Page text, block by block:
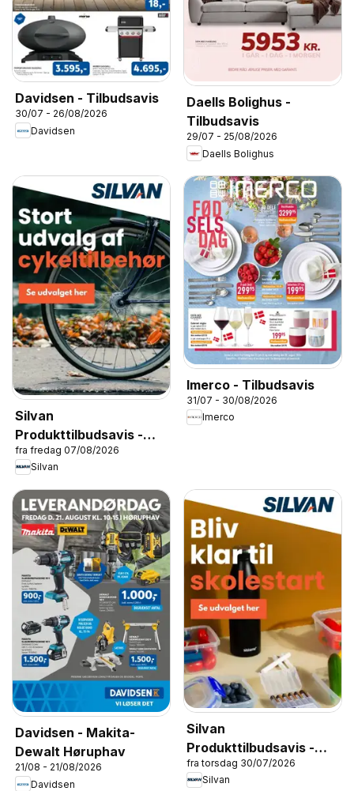
Davidsen - Tilbudsavis
30/07 - 26/08/2026
Davidsen
Daells Bolighus -
Tilbudsavis
29/07 - 25/08/2026
Daells Bolighus
Silvan
Produkttilbudsavis -
Cykler
fra fredag 07/08/2026
Silvan
Imerco - Tilbudsavis
31/07 - 30/08/2026
Imerco
Davidsen - Makita-
Dewalt Høruphav
21/08 - 21/08/2026
Davidsen
Silvan
Produkttilbudsavis -
Skolestart
fra torsdag 30/07/2026
Silvan